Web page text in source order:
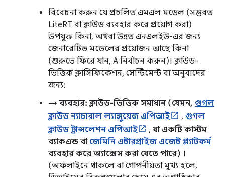
বিবেচনা করুন যে প্রচলিত এমএল মডেল (সম্ভবত
LiteRT বা ক্লাউড ব্যবহার করে প্রয়োগ করা)
উপযুক্ত কিনা, অথবা উন্নত এনএলইউ-এর জন্য
জেনারেটিভ মডেলের প্রয়োজন আছে কিনা
(শুরুতে ফিরে যান, A নির্বাচন করুন)। ক্লাউড-
ভিত্তিক ক্লাসিফিকেশন, সেন্টিমেন্ট বা অনুবাদের
জন্য:
→ ব্যবহার: ক্লাউড-ভিত্তিক সমাধান (যেমন, গুগল
ক্লাউড ন্যাচারাল ল্যাঙ্গুয়েজ এপিআই
, গুগল
ক্লাউড ট্রান্সলেশন এপিআই
, যা একটি কাস্টম
ব্যাকএন্ড বা জেমিনি এন্টারপ্রাইজ এজেন্ট প্ল্যাটফর্ম
ব্যবহার করে অ্যাক্সেস করা যেতে পারে) ।
(অফলাইনে থাকলে বা গোপনীয়তা মুখ্য হলে,